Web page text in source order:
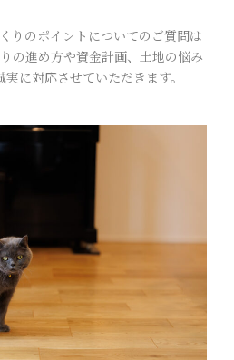
りのポイントについてのご質問は
の進め方や資金計画、土地の悩み
に対応させていただきます。